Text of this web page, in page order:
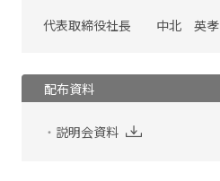
代表取締役社長 中北 英孝
配布資料
説明会資料